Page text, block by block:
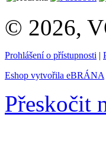
© 2026,
Prohlášení o přístupnosti |
Eshop vytvořila eBRÁNA
Přeskočit